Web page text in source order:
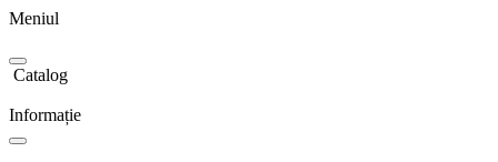
Meniul
Catalog
Informație